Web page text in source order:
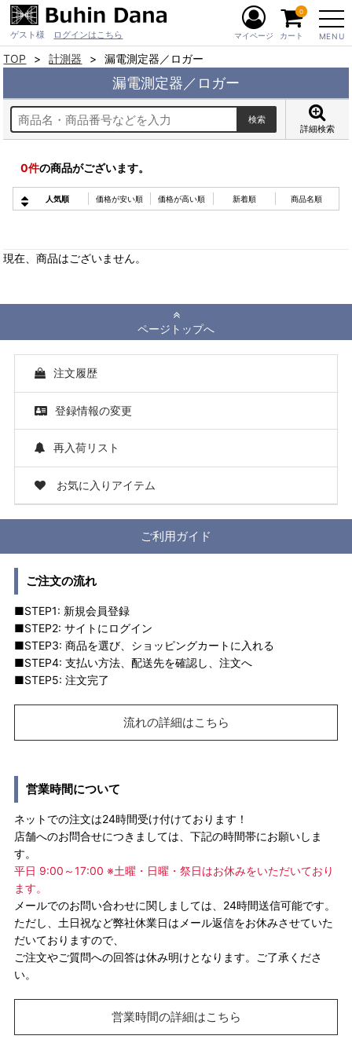
ゲスト様 ログインはこちら MENU
マイページ カート
0
TOP 計測器 漏電測定器／ロガー
漏電測定器／ロガー
詳細検索
0件の商品がございます。
人気順 価格が安い順 価格が高い順 新着順 商品名順
現在、商品はございません。
ページトップへ
注文履歴
登録情報の変更
再入荷リスト
お気に入りアイテム
ご利用ガイド
ご注文の流れ
■STEP1: 新規会員登録
■STEP2: サイトにログイン
■STEP3: 商品を選び、ショッピングカートに入れる
■STEP4: 支払い方法、配送先を確認し、注文へ
■STEP5: 注文完了
流れの詳細はこちら
営業時間について
ネットでの注文は24時間受け付けております！
店舗へのお問合せにつきましては、下記の時間帯にお願いしま
す。
平日 9:00～17:00 ※土曜・日曜・祭日はお休みをいただいており
ます。
メールでのお問い合わせに関しましては、24時間送信可能です。
ただし、土日祝など弊社休業日はメール返信をお休みさせていた
だいておりますので、
ご注文やご質問への回答は休み明けとなります。ご了承くださ
い。
営業時間の詳細はこちら